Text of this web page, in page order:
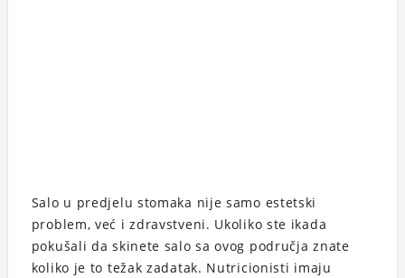
Salo u predjelu stomaka nije samo estetski
problem, već i zdravstveni. Ukoliko ste ikada
pokušali da skinete salo sa ovog područja znate
koliko je to težak zadatak. Nutricionisti imaju